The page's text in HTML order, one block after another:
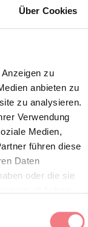
Über Cookies
zu
anbieten zu
zu analysieren.
Verwendung
Medien,
führen diese
Daten
oder die sie
Belluneser